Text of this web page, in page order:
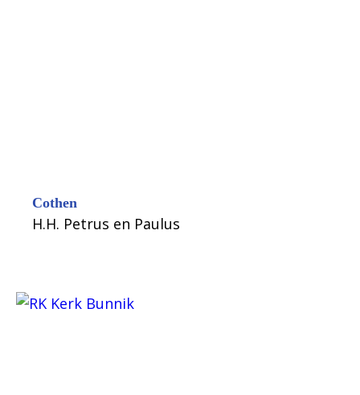
Cothen
H.H. Petrus en Paulus